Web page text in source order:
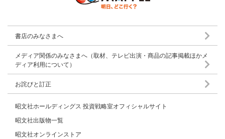
書店のみなさまへ
メディア関係のみなさまへ（取材、テレビ出演・商品の記事掲載ほかメ
ディア利用について）
お詫びと訂正
昭文社ホールディングス 投資戦略室オフィシャルサイト
昭文社出版物一覧
昭文社オンラインストア